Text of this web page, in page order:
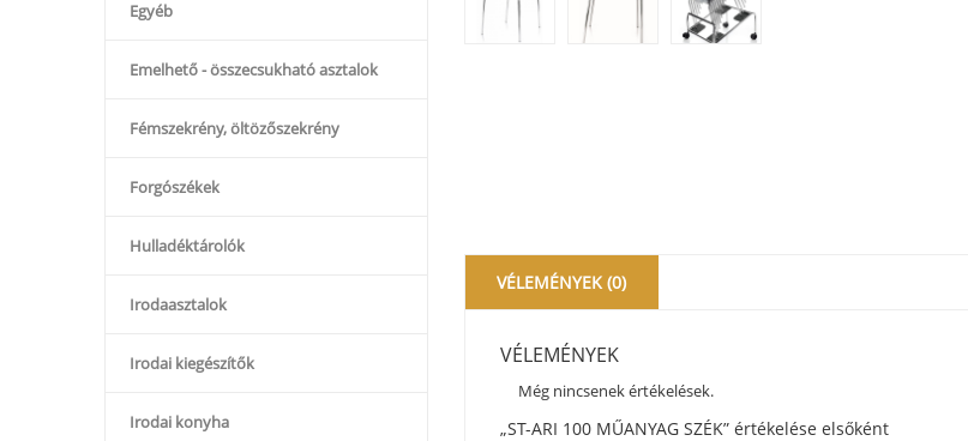
Egyéb
Emelhető - összecsukható asztalok
Fémszekrény, öltözőszekrény
Forgószékek
Hulladéktárolók
Irodaasztalok
Irodai kiegészítők
Irodai konyha
VÉLEMÉNYEK (0)
VÉLEMÉNYEK
Még nincsenek értékelések.
„ST-ARI 100 MŰANYAG SZÉK” értékelése elsőként